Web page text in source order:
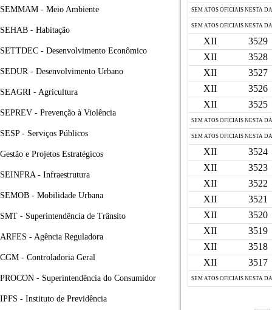
SEMMAM - Meio Ambiente
SEHAB - Habitação
SETTDEC - Desenvolvimento Econômico
SEDUR - Desenvolvimento Urbano
SEAGRI - Agricultura
SEPREV - Prevenção à Violência
SESP - Serviços Públicos
Gestão e Projetos Estratégicos
SEINFRA - Infraestrutura
SEMOB - Mobilidade Urbana
SMT - Superintendência de Trânsito
ARFES - Agência Reguladora
CGM - Controladoria Geral
PROCON - Superintendência do Consumidor
IPFS - Instituto de Previdência
SEM ATOS OFICIAIS NESTA
SEM ATOS OFICIAIS NESTA
XII
3529
XII
3528
XII
3527
XII
3526
XII
3525
SEM ATOS OFICIAIS NESTA
SEM ATOS OFICIAIS NESTA
XII
3524
XII
3523
XII
3522
XII
3521
XII
3520
XII
3519
XII
3518
XII
3517
SEM ATOS OFICIAIS NESTA